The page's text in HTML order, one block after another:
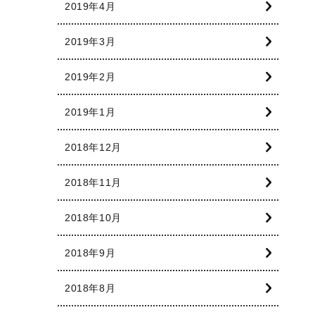
2019年4月
2019年3月
2019年2月
2019年1月
2018年12月
2018年11月
2018年10月
2018年9月
2018年8月